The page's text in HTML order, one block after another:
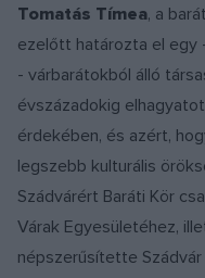
Tomatás Tímea, a
ezelőtt határozta el egy
- várbarátokból álló
évszázadokig
érdekében, és azért,
legszebb kulturális
Szádvárért Baráti Kör
Várak Egyesületéhez,
népszerűsítette